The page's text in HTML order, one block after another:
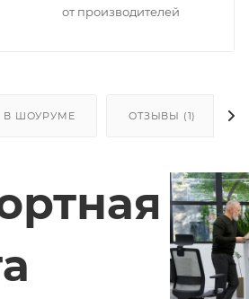
от производителей
В ШОУРУМЕ ОТЗЫВЫ (1)